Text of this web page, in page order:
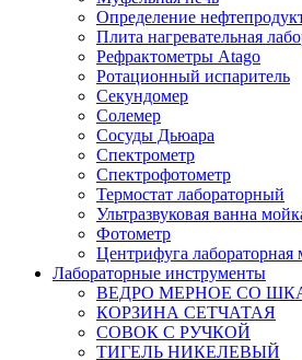
Определение
Плита нагревательная
Рефрактометры Atago
Ротационный испаритель
Секундомер
Солемер
Сосуды Дьюара
Спектрометр
Спектрофотометр
Термостат лабораторный
Ультразвуковая ванна
Фотометр
Центрифуга лабораторная
Лабораторные инструменты
ВЕДРО МЕРНОЕ СО
КОРЗИНА СЕТЧАТАЯ
СОВОК С РУЧКОЙ
ТИГЕЛЬ НИКЕЛЕВЫЙ